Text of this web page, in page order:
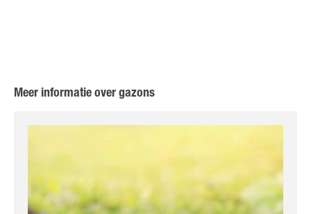
Meer informatie over gazons